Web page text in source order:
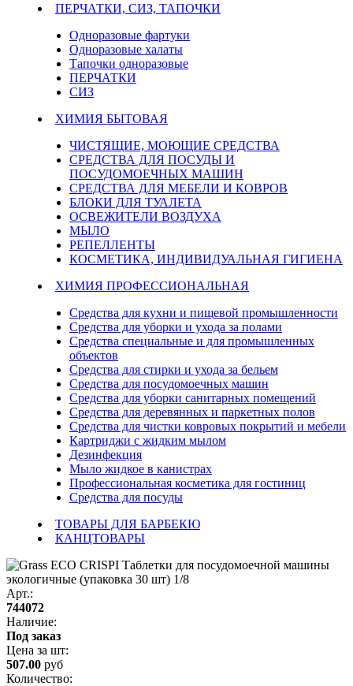
ПЕРЧАТКИ, СИЗ, ТАПОЧКИ
Одноразовые фартуки
Одноразовые халаты
Тапочки одноразовые
ПЕРЧАТКИ
СИЗ
ХИМИЯ БЫТОВАЯ
ЧИСТЯЩИЕ, МОЮЩИЕ СРЕДСТВА
СРЕДСТВА ДЛЯ ПОСУДЫ И
ПОСУДОМОЕЧНЫХ МАШИН
СРЕДСТВА ДЛЯ МЕБЕЛИ И КОВРОВ
БЛОКИ ДЛЯ ТУАЛЕТА
ОСВЕЖИТЕЛИ ВОЗДУХА
МЫЛО
РЕПЕЛЛЕНТЫ
КОСМЕТИКА, ИНДИВИДУАЛЬНАЯ ГИГИЕНА
ХИМИЯ ПРОФЕССИОНАЛЬНАЯ
Средства для кухни и пищевой промышленности
Средства для уборки и ухода за полами
Средства специальные и для промышленных
объектов
Средства для стирки и ухода за бельем
Средства для посудомоечных машин
Средства для уборки санитарных помещений
Средства для деревянных и паркетных полов
Средства для чистки ковровых покрытий и мебели
Картриджи с жидким мылом
Дезинфекция
Мыло жидкое в канистрах
Профессиональная косметика для гостиниц
Средства для посуды
ТОВАРЫ ДЛЯ БАРБЕКЮ
КАНЦТОВАРЫ
Арт.:
744072
Наличие:
Под заказ
Цена за шт:
507.00 руб
Количество: